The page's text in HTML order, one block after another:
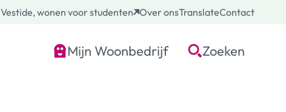
Vestide, wonen voor studenten Over onsTranslateContact
Mijn Woonbedrijf Zoeken